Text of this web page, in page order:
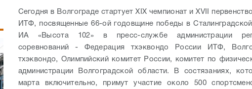
Сегодня в Волгограде стартует XIX чемпионат и XVII
ИТФ, посвященные 66-ой годовщине победы в
ИА «Высота 102» в пресс-службе администрации
соревнований - Федерация тхэквондо России ИТФ,
тхэквондо, Олимпийский комитет России, комитет по
администрации Волгоградской области.
В состязаниях,
марта включительно, примут участие около 500